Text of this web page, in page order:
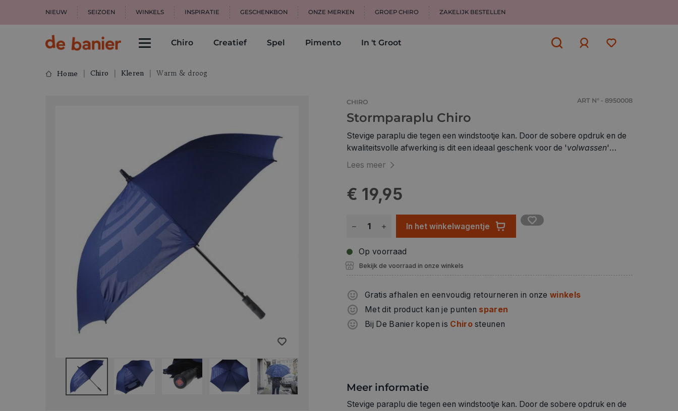
NIEUW SEIZOEN WINKELS INSPIRATIE GESCHENKBON ONZE MERKEN GROEP CHIRO ZAKELIJK BESTELLEN
Chiro Creatief Spel Pimento In 't Groot
Home Chiro Kleren Warm & droog
CHIRO ART N° - 8950008
Stormparaplu Chiro
Stevige paraplu die tegen een windstootje kan. Door de sobere opdruk en de
kwaliteitsvolle afwerking is dit een ideaal geschenk voor de 'volwassen'
Chirofan!
Lees meer
€ 19,95
In het winkelwagentje
Op voorraad
Bekijk de voorraad in onze winkels
Gratis afhalen en eenvoudig retourneren in onzewinkels
Met dit product kan je punten sparen
Bij De Banier kopen is Chirosteunen
Meer informatie
Stevige paraplu die tegen een windstootje kan. Door de sobere opdruk en de